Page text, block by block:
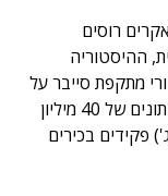
רוסים
ההיסטוריה
מתקפת סייבר על
ועדת הבחירות של בריטניה, שחשפה את הנתונים של 40 מיליון
פקידים בכירים